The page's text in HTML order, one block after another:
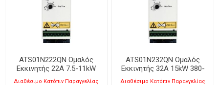
ATS01N222QN Ομαλός
Εκκινητής 22A 7.5-11kW
380-415V
Διαθέσιμο Κατόπιν Παραγγελίας
ATS01N232QN Ομαλός
Εκκινητής 32A 15kW 380-
415V
Διαθέσιμο Κατόπιν Παραγγελίας